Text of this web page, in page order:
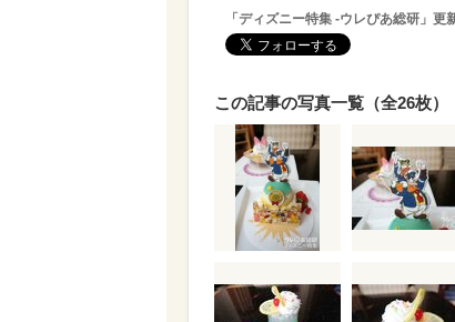
「ディズニー特集 -ウレぴあ総研」更
この記事の写真一覧（全26枚）